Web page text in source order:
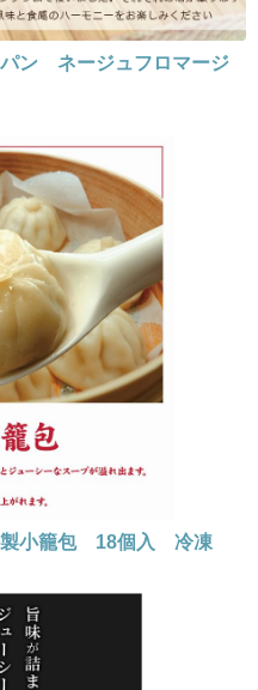
ン ネージュフロマージ
小籠包 18個入 冷凍